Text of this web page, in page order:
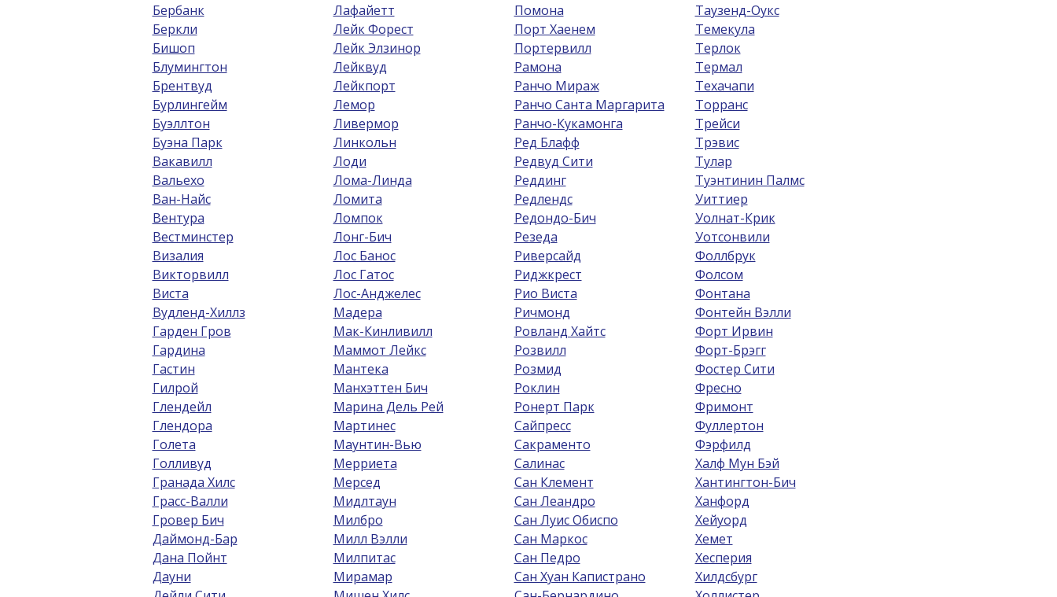
Бербанк
Беркли
Бишоп
Блумингтон
Брентвуд
Бурлингейм
Буэллтон
Буэна Парк
Вакавилл
Вальехо
Ван-Найс
Вентура
Вестминстер
Визалия
Викторвилл
Виста
Вудленд-Хиллз
Гарден Гров
Гардина
Гастин
Гилрой
Глендейл
Глендора
Голета
Голливуд
Гранада Хилс
Грасс-Валли
Гровер Бич
Даймонд-Бар
Дана Пойнт
Дауни
Лафайетт
Лейк Форест
Лейк Элзинор
Лейквуд
Лейкпорт
Лемор
Ливермор
Линкольн
Лоди
Лома-Линда
Ломита
Ломпок
Лонг-Бич
Лос Банос
Лос Гатос
Лос-Анджелес
Мадера
Мак-Кинливилл
Маммот Лейкс
Мантека
Манхэттен Бич
Марина Дель Рей
Мартинес
Маунтин-Вью
Мерриета
Мерсед
Мидлтаун
Милбро
Милл Вэлли
Милпитас
Мирамар
Помона
Порт Хаенем
Портервилл
Рамона
Ранчо Мираж
Ранчо Санта Маргарита
Ранчо-Кукамонга
Ред Блафф
Редвуд Сити
Реддинг
Редлендс
Редондо-Бич
Резеда
Риверсайд
Риджкрест
Рио Виста
Ричмонд
Ровланд Хайтс
Розвилл
Розмид
Роклин
Ронерт Парк
Сайпресс
Сакраменто
Салинас
Сан Клемент
Сан Леандро
Сан Луис Обиспо
Сан Маркос
Сан Педро
Сан Хуан Капистрано
Таузенд-Оукс
Темекула
Терлок
Термал
Техачапи
Торранс
Трейси
Трэвис
Тулар
Туэнтинин Палмс
Уиттиер
Уолнат-Крик
Уотсонвили
Фоллбрук
Фолсом
Фонтана
Фонтейн Вэлли
Форт Ирвин
Форт-Брэгг
Фостер Сити
Фресно
Фримонт
Фуллертон
Фэрфилд
Халф Мун Бэй
Хантингтон-Бич
Ханфорд
Хейуорд
Хемет
Хесперия
Хилдсбург